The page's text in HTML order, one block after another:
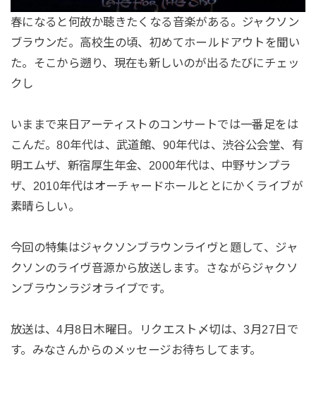
春になると何故か聴きたくなる音楽がある。ジャクソン
ブラウンだ。高校生の頃、初めてホールドアウトを聞い
た。そこから遡り、現在も新しいのが出るたびにチェッ
クし
いままで来日アーティストのコンサートでは一番足をは
こんだ。80年代は、武道館、90年代は、渋谷公会堂、有
明エムザ、新宿厚生年金、2000年代は、中野サンプラ
ザ、2010年代はオーチャードホールととにかくライブが
素晴らしい。
今回の特集はジャクソンブラウンライヴと題して、ジャ
クソンのライヴ音源から放送します。さながらジャクソ
ンブラウンラジオライブです。
放送は、4月8日木曜日。リクエスト〆切は、3月27日で
す。みなさんからのメッセージお待ちしてます。